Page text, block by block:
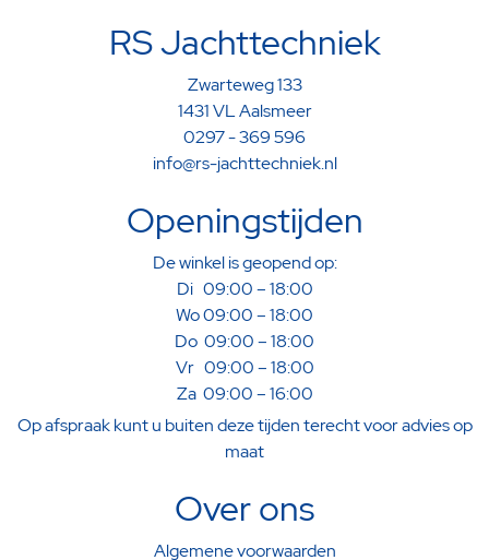
RS Jachttechniek
Zwarteweg 133
1431 VL Aalsmeer
0297 - 369 596
info@rs-jachttechniek.nl
Openingstijden
De winkel is geopend op:
Di 09:00 – 18:00
Wo 09:00 – 18:00
Do 09:00 – 18:00
Vr 09:00 – 18:00
Za 09:00 – 16:00
Op afspraak kunt u buiten deze tijden terecht voor advies op
maat
Over ons
Algemene voorwaarden